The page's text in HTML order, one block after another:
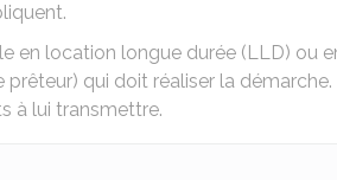
en location longue durée (LLD) ou
prêteur) qui doit réaliser la
à lui transmettre.